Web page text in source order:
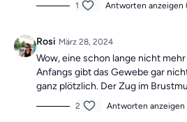
1 Antworten anzeigen
Rosi März 28, 2024
Wow, eine schon lange nicht
Anfangs gibt das Gewebe gar
ganz plötzlich. Der Zug im
2 Antworten anzeigen